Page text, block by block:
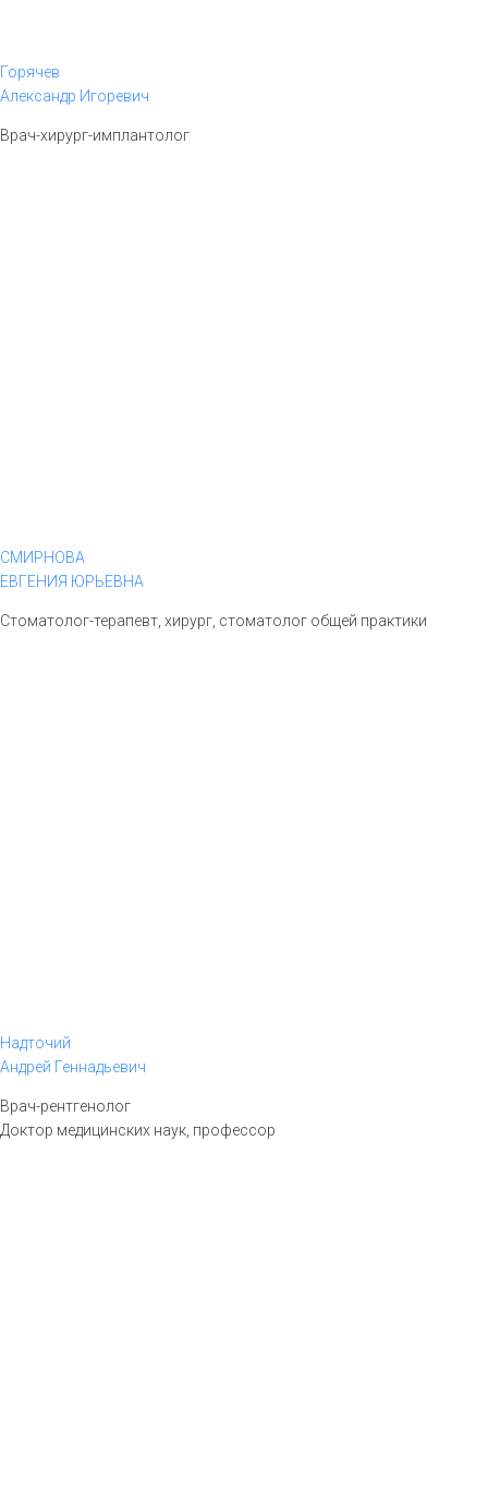
Горячев
Александр Игоревич
Врач-хирург-имплантолог
СМИРНОВА
ЕВГЕНИЯ ЮРЬЕВНА
Стоматолог-терапевт, хирург, стоматолог общей практики
Надточий
Андрей Геннадьевич
Врач-рентгенолог
Доктор медицинских наук, профессор